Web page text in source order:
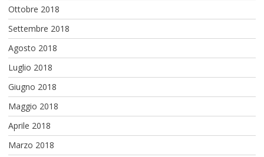
Ottobre 2018
Settembre 2018
Agosto 2018
Luglio 2018
Giugno 2018
Maggio 2018
Aprile 2018
Marzo 2018